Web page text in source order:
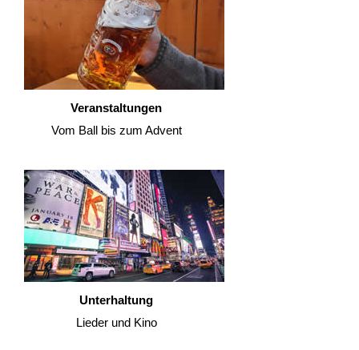
Veranstaltungen
Vom Ball bis zum Advent
Unterhaltung
Lieder und Kino